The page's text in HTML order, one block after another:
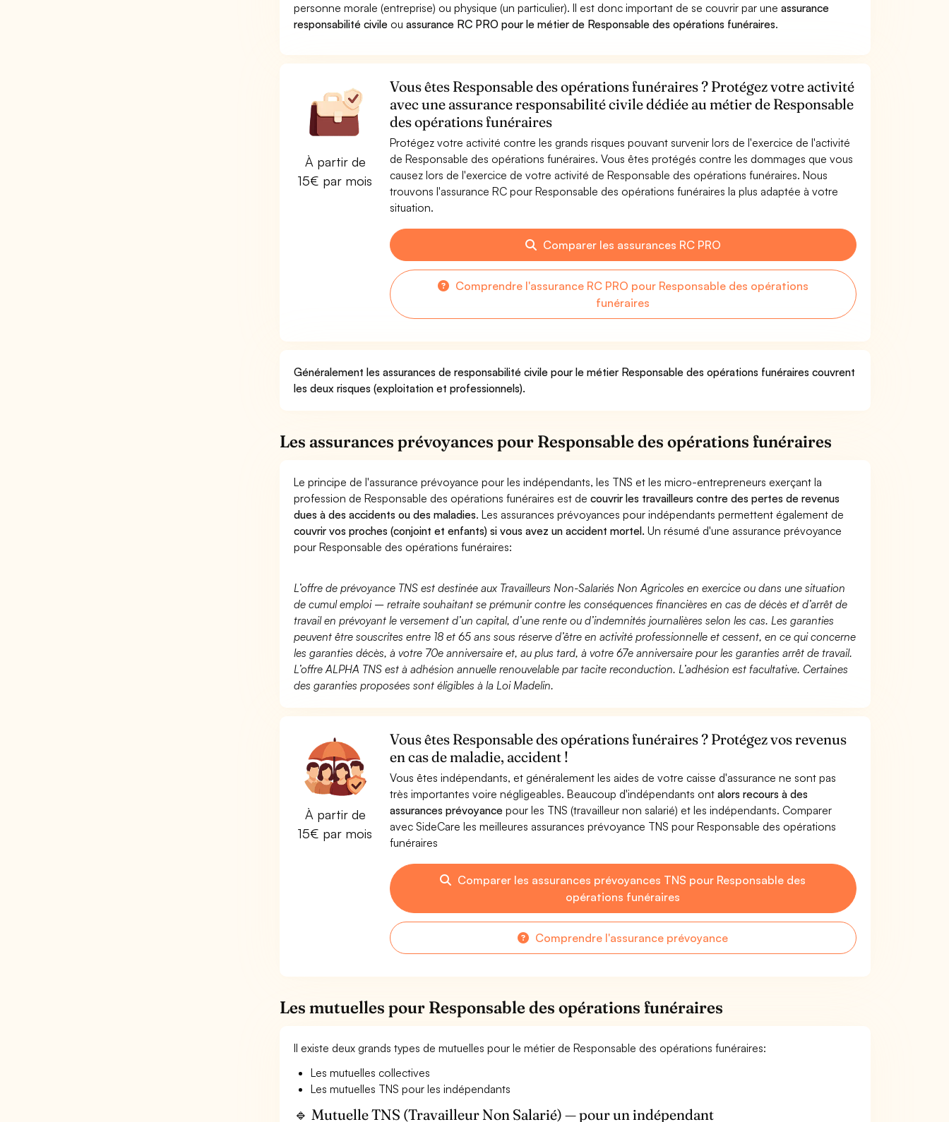
personne morale (entreprise) ou physique (un particulier). Il est donc important de se couvrir par uneassurance
responsabilité civile ouassurance RC PRO pour le métier de Responsable des opérations funéraires.
À partir de
15€ par mois
Vous êtes Responsable des opérations funéraires ? Protégez votre activité
avec une assurance responsabilité civile dédiée au métier de Responsable
des opérations funéraires
Protégez votre activité contre les grands risques pouvant survenir lors de l'exercice de l'activité
de Responsable des opérations funéraires. Vous êtes protégés contre les dommages que vous
causez lors de l'exercice de votre activité de Responsable des opérations funéraires. Nous
trouvons l'assurance RC pour Responsable des opérations funéraires la plus adaptée à votre
situation.
Comparer les assurances RC PRO
Comprendre l'assurance RC PRO pour Responsable des opérations
funéraires
Généralement les assurances de responsabilité civile pour le métier Responsable des opérations funéraires couvrent
les deux risques (exploitation et professionnels).
Les assurances prévoyances pour Responsable des opérations funéraires
Le principe de l'assurance prévoyance pour les indépendants, les TNS et les micro-entrepreneurs exerçant la
profession de Responsable des opérations funéraires est decouvrir les travailleurs contre des pertes de revenus
dues à des accidents ou des maladies. Les assurances prévoyances pour indépendants permettent également de
couvrir vos proches (conjoint et enfants) si vous avez un accident mortel. Un résumé d'une assurance prévoyance
pour Responsable des opérations funéraires:
L’offre de prévoyance TNS est destinée aux Travailleurs Non-Salariés Non Agricoles en exercice ou dans une situation
de cumul emploi – retraite souhaitant se prémunir contre les conséquences financières en cas de décès et d’arrêt de
travail en prévoyant le versement d’un capital, d’une rente ou d’indemnités journalières selon les cas. Les garanties
peuvent être souscrites entre 18 et 65 ans sous réserve d’être en activité professionnelle et cessent, en ce qui concerne
les garanties décès, à votre 70e anniversaire et, au plus tard, à votre 67e anniversaire pour les garanties arrêt de travail.
L’offre ALPHA TNS est à adhésion annuelle renouvelable par tacite reconduction. L’adhésion est facultative. Certaines
des garanties proposées sont éligibles à la Loi Madelin.
À partir de
15€ par mois
Vous êtes Responsable des opérations funéraires ? Protégez vos revenus
en cas de maladie, accident !
Vous êtes indépendants, et généralement les aides de votre caisse d'assurance ne sont pas
très importantes voire négligeables. Beaucoup d'indépendants ont alors recours à des
assurances prévoyancepour les TNS (travailleur non salarié) et les indépendants. Comparer
avec SideCare les meilleures assurances prévoyance TNS pour Responsable des opérations
funéraires
Comparer les assurances prévoyances TNS pour Responsable des
opérations funéraires
Comprendre l'assurance prévoyance
Les mutuelles pour Responsable des opérations funéraires
Il existe deux grands types de mutuelles pour le métier de Responsable des opérations funéraires:
Les mutuelles collectives
Les mutuelles TNS pour les indépendants
🔹 Mutuelle TNS (Travailleur Non Salarié) — pour un indépendant